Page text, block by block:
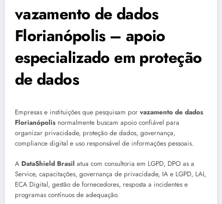
vazamento de dados
Florianópolis – apoio
especializado em proteção
de dados
Empresas e instituições que pesquisam por vazamento de dados
Florianópolis normalmente buscam apoio confiável para
organizar privacidade, proteção de dados, governança,
compliance digital e uso responsável de informações pessoais.
A DataShield Brasil atua com consultoria em LGPD, DPO as a
Service, capacitações, governança de privacidade, IA e LGPD, LAI,
ECA Digital, gestão de fornecedores, resposta a incidentes e
programas contínuos de adequação.